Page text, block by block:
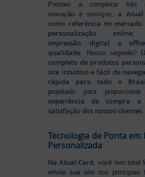
Prestes a completar três
inovação e serviços,a Atual
como referência no
personalização online,
impressão digital e
qualidade. Nosso segredo?
completo de produtos
site intuitivo e fácil de
rápida para todo o
projetado para
experiência de compra
satisfação dos nossos clientes.
Tecnologia de Ponta em
Personalizada
Na Atual Card , você tem total
enviar sua arte nos principais